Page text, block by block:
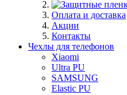
Оплата и доставка
Акции
Контакты
Чехлы для телефонов
Xiaomi
Ultra PU
SAMSUNG
Elastic PU